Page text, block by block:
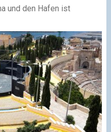
und den Hafen ist